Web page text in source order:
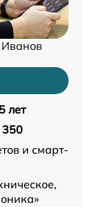
5 лет
350
и смарт-